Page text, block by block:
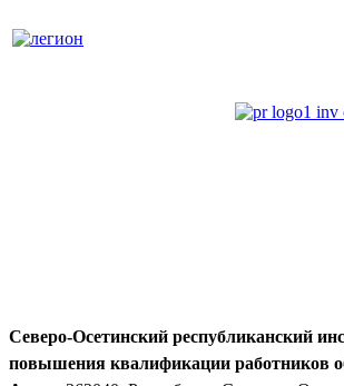
Северо-Осетинский республиканский
повышения квалификации работников